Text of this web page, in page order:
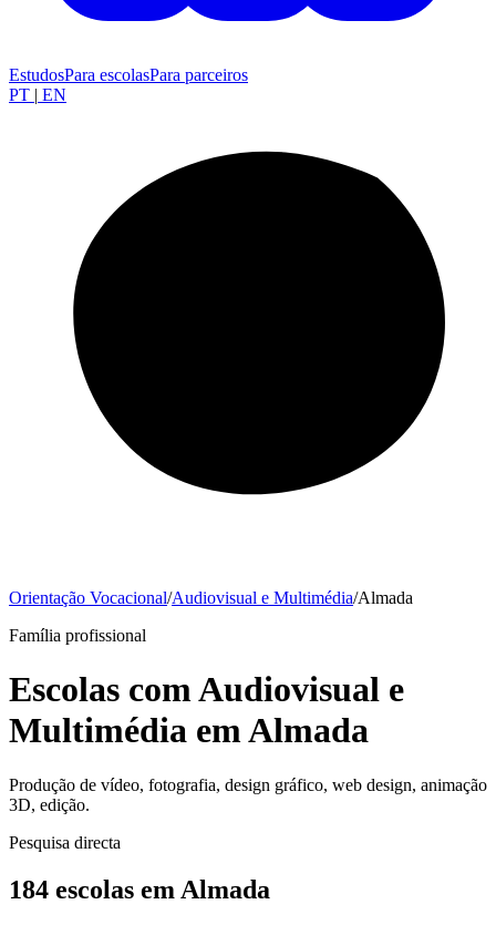
EstudosPara escolasPara parceiros
PT | EN
Orientação Vocacional/Audiovisual e Multimédia/Almada
Família profissional
Escolas com Audiovisual e
Multimédia em Almada
Produção de vídeo, fotografia, design gráfico, web design, animação
3D, edição.
Pesquisa directa
184 escolas em Almada